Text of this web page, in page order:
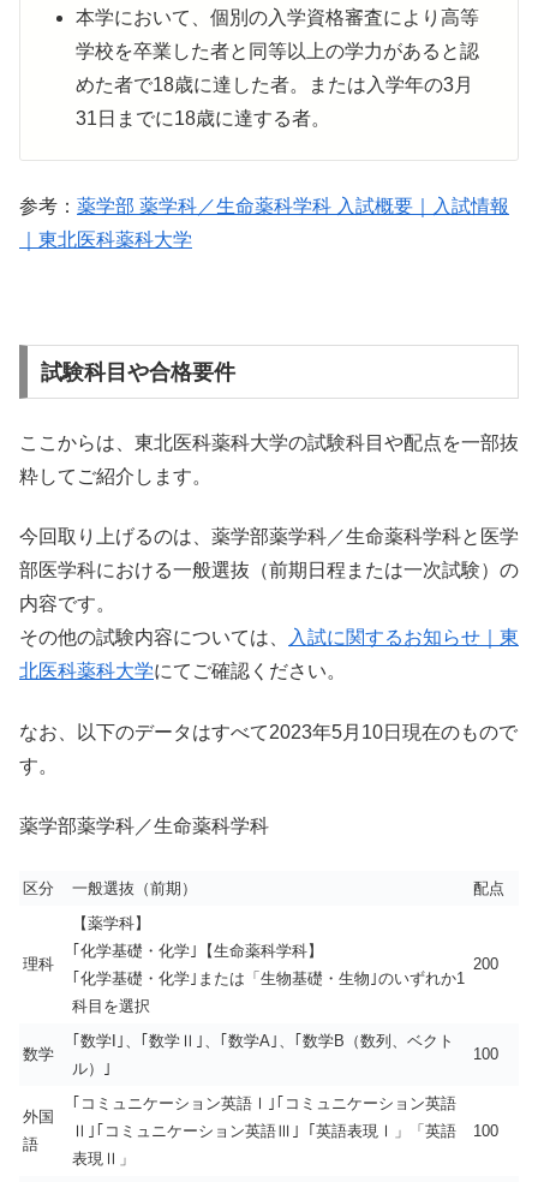
本学において、個別の入学資格審査により高等
学校を卒業した者と同等以上の学力があると認
めた者で18歳に達した者。または入学年の3月
31日までに18歳に達する者。
参考： 薬学部 薬学科／生命薬科学科 入試概要｜入試情報
｜東北医科薬科大学
試験科目や合格要件
ここからは、東北医科薬科大学の試験科目や配点を一部抜
粋してご紹介します。
今回取り上げるのは、薬学部薬学科／生命薬科学科と医学
部医学科における一般選抜（前期日程または一次試験）の
内容です。
その他の試験内容については、
入試に関するお知らせ｜東
北医科薬科大学にてご確認ください。
なお、以下のデータはすべて2023年5月10日現在のもので
す。
薬学部薬学科／生命薬科学科
区分 一般選抜（前期） 配点
理科
【薬学科】
｢化学基礎・化学｣【生命薬科学科】
｢化学基礎・化学｣または「生物基礎・生物｣のいずれか1
科目を選択
200
数学
｢数学I｣、｢数学Ⅱ｣、｢数学A｣、｢数学B（数列、ベクト
ル）｣
100
外国
語
｢コミュニケーション英語Ⅰ｣｢コミュニケーション英語
Ⅱ｣｢コミュニケーション英語Ⅲ｣「英語表現Ⅰ」「英語
表現Ⅱ」
100